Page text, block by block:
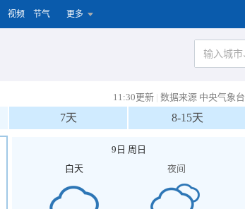
视频 节气 更多
11:30更新 | 数据来源 中央气象台
7天 8-15天
9日 周日
白天
夜间